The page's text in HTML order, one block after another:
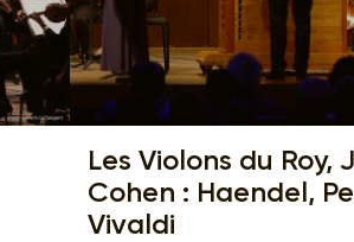
Les Violons du Roy,
Cohen : Haendel,
Vivaldi